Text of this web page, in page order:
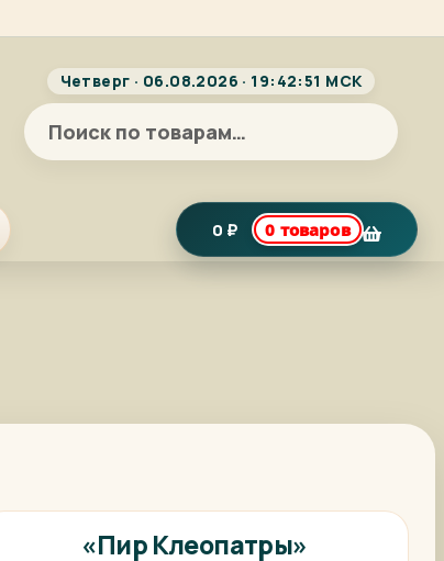
Четверг · 06.08.2026 · 19:42:52 МСК
Искать:
0 ₽ 0 товаров
«Пир Клеопатры»